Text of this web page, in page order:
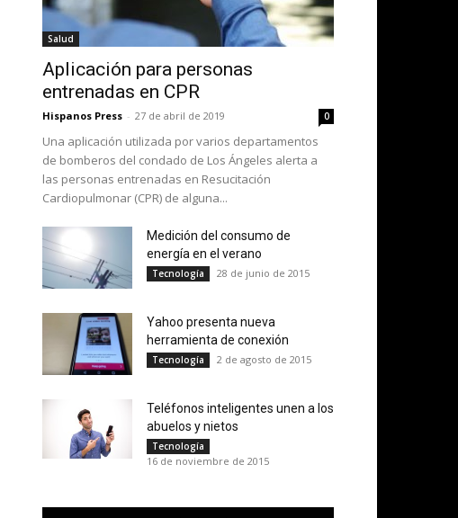
Salud
Aplicación para personas
entrenadas en CPR
Hispanos Press - 27 de abril de 2019 0
Una aplicación utilizada por varios departamentos
de bomberos del condado de Los Ángeles alerta a
las personas entrenadas en Resucitación
Cardiopulmonar (CPR) de alguna...
Medición del consumo de
energía en el verano
Tecnología 28 de junio de 2015
Yahoo presenta nueva
herramienta de conexión
Tecnología 2 de agosto de 2015
Teléfonos inteligentes unen a los
abuelos y nietos
Tecnología
16 de noviembre de 2015